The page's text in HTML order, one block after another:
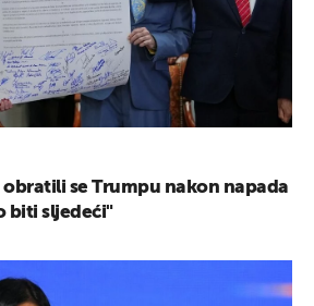
se Trumpu nakon napada
biti sljedeći"